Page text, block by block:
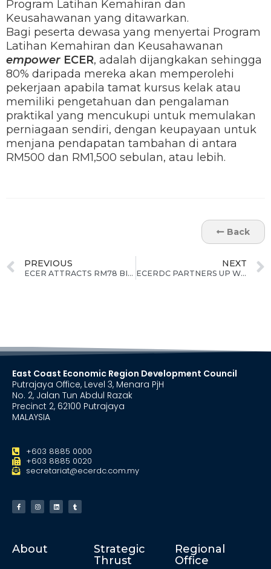
Program Latihan Kemahiran dan
Keusahawanan yang ditawarkan.
Bagi peserta dewasa yang menyertai Program
Latihan Kemahiran dan Keusahawanan
empower ECER, adalah dijangkakan sehingga
80% daripada mereka akan memperolehi
pekerjaan apabila tamat kursus kelak atau
memiliki pengetahuan dan pengalaman
praktikal yang mencukupi untuk memulakan
perniagaan sendiri, dengan keupayaan untuk
menjana pendapatan tambahan di antara
RM500 dan RM1,500 sebulan, atau lebih.
Back
PREVIOUS
ECER ATTRACTS RM78 BILLION INVESTMENTS UP TO END-JUNE 2015; ACHIEVES 71% OF 2020 INVESTMENTS TARGET
NEXT
ECERDC PARTNERS UP WITH SWANSEA UNIVERSITY & UNIVERSITY MALAYSIA PAHANG (UMP) TO PROMOTE INDUSTRY-ACADEMIA COLLABORATION IN ECERUMP, UNISZA & UMK Appointed as Training Provider for empower ECER Skills and Entrepreneurship Training Programme
East Coast Economic Region Development Council
Putrajaya Office, Level 3, Menara PjH
No. 2, Jalan Tun Abdul Razak
Precinct 2, 62100 Putrajaya
MALAYSIA
+603 8885 0000
+603 8885 0020
secretariat@ecerdc.com.my
About
Strategic
Thrust
Regional
Office